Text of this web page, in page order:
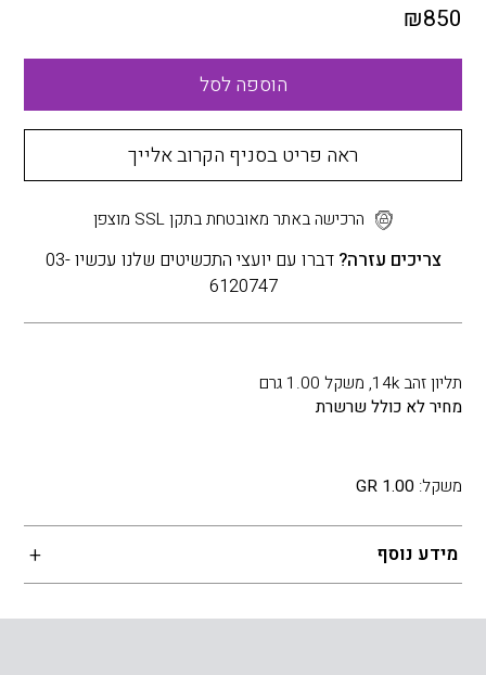
₪850
הוספה לסל
ראה פריט בסניף הקרוב אלייך
הרכישה באתר מאובטחת בתקן SSL מוצפן
צריכים עזרה?
דברו עם יועצי התכשיטים שלנו עכשיו 03-
6120747
תליון זהב 14k, משקל 1.00 גרם
מחיר לא כולל שרשרת
משקל: 1.00 GR
מידע נוסף